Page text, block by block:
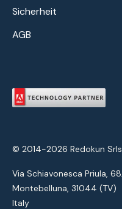
Sicherheit
AGB
© 2014-2026 Redokun
Via Schiavonesca Priula,
Montebelluna, 31044 (TV)
Italy